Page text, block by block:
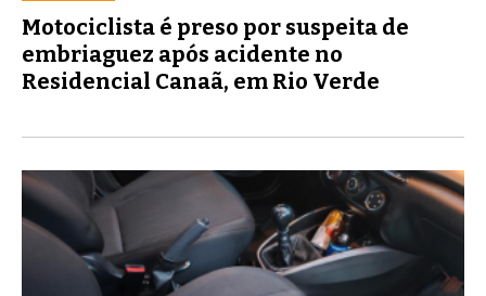
Motociclista é preso por suspeita de
embriaguez após acidente no
Residencial Canaã, em Rio Verde